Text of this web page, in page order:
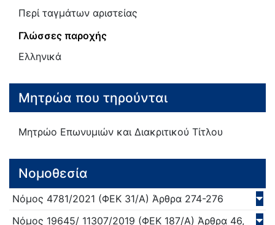
Περί ταγμάτων αριστείας
Γλώσσες παροχής
Ελληνικά
Μητρώα που τηρούνται
Μητρώο Επωνυμιών και Διακριτικού Τίτλου
Νομοθεσία
Νόμος 4781/2021 (ΦΕΚ 31/Α) Άρθρα 274-276
Νόμος 19645/ 11307/2019 (ΦΕΚ 187/Α) Άρθρα 46,